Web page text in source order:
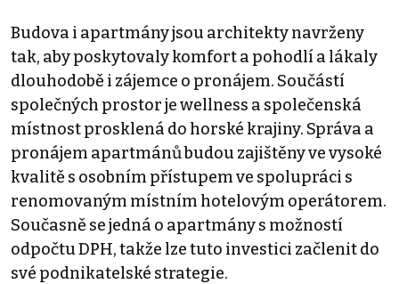
Budova i apartmány jsou architekty navrženy
tak, aby poskytovaly komfort a pohodlí a lákaly
dlouhodobě i zájemce o pronájem. Součástí
společných prostor je wellness a společenská
místnost prosklená do horské krajiny. Správa a
pronájem apartmánů budou zajištěny ve vysoké
kvalitě s osobním přístupem ve spolupráci s
renomovaným místním hotelovým operátorem.
Současně se jedná o apartmány s možností
odpočtu DPH, takže lze tuto investici začlenit do
své podnikatelské strategie.